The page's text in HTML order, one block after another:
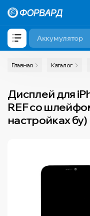
Главная Каталог
Дисплей для
REF со
настройках бу)